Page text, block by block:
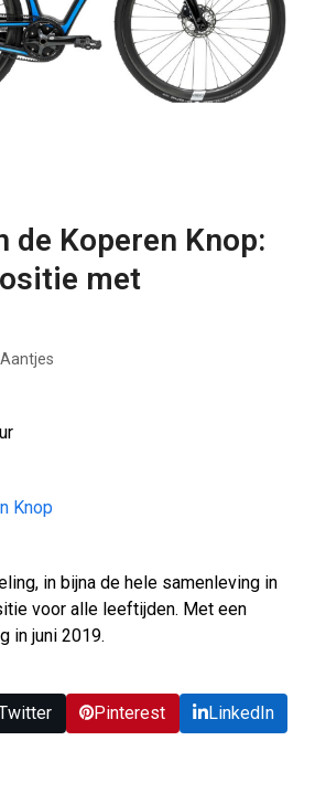
de Koperen Knop:
met
Knop
in bijna de hele samenleving in
voor alle leeftijden. Met een
in juni 2019.
Pinterest
LinkedIn